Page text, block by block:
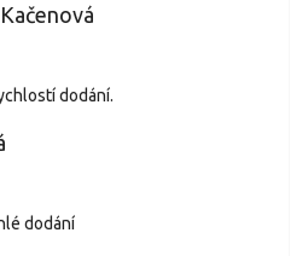
dodání.
dodání